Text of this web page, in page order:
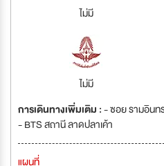
ไม่มี
ไม่มี
การเดินทางเพิ่มเติม :- ซอย รามอินท
- BTS สถานี ลาดปลาเค้า
แผนที่